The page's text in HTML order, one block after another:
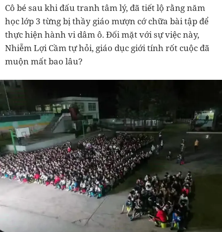
Cô bé sau khi đấu tranh tâm lý, đã tiết lộ rằng năm
học lớp 3 từng bị thầy giáo mượn cớ chữa bài tập để
thực hiện hành vi dâm ô. Đối mặt với sự việc này,
Nhiễm Lợi Cầm tự hỏi, giáo dục giới tính rốt cuộc đã
muộn mất bao lâu?